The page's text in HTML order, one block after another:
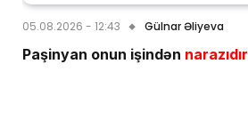
05.08.2026 - 12:43 Gülnar Əliyeva
Paşinyan onun işindən narazıdır